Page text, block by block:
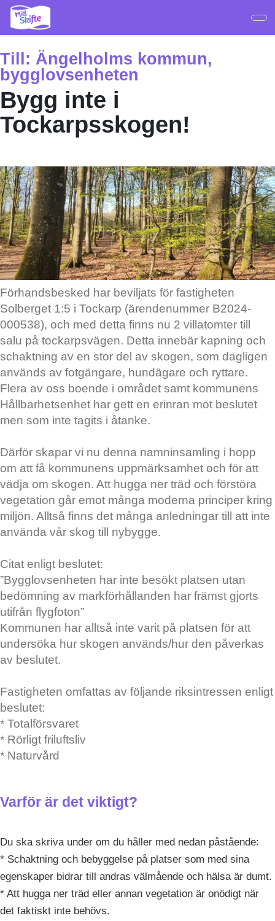
Hoppa
huvudinnehåll
Till: Ängelholms kommun,
bygglovsenheten
Bygg inte i
Tockarpsskogen!
Förhandsbesked har beviljats för fastigheten
Solberget 1:5 i Tockarp (ärendenummer B2024-
000538), och med detta finns nu 2 villatomter till
salu på tockarpsvägen. Detta innebär kapning och
schaktning av en stor del av skogen, som dagligen
används av fotgängare, hundägare och ryttare.
Flera av oss boende i området samt kommunens
Hållbarhetsenhet har gett en erinran mot beslutet
men som inte tagits i åtanke.
Därför skapar vi nu denna namninsamling i hopp
om att få kommunens uppmärksamhet och för att
vädja om skogen. Att hugga ner träd och förstöra
vegetation går emot många moderna principer kring
miljön. Alltså finns det många anledningar till att inte
använda vår skog till nybygge.
Citat enligt beslutet:
”Bygglovsenheten har inte besökt platsen utan
bedömning av markförhållanden har främst gjorts
utifrån flygfoton”
Kommunen har alltså inte varit på platsen för att
undersöka hur skogen används/hur den påverkas
av beslutet.
Fastigheten omfattas av följande riksintressen enligt
beslutet:
* Totalförsvaret
* Rörligt friluftsliv
* Naturvård
Varför är det viktigt?
Du ska skriva under om du håller med nedan påstående:
* Schaktning och bebyggelse på platser som med sina
egenskaper bidrar till andras välmående och hälsa är dumt.
* Att hugga ner träd eller annan vegetation är onödigt när
det faktiskt inte behövs.